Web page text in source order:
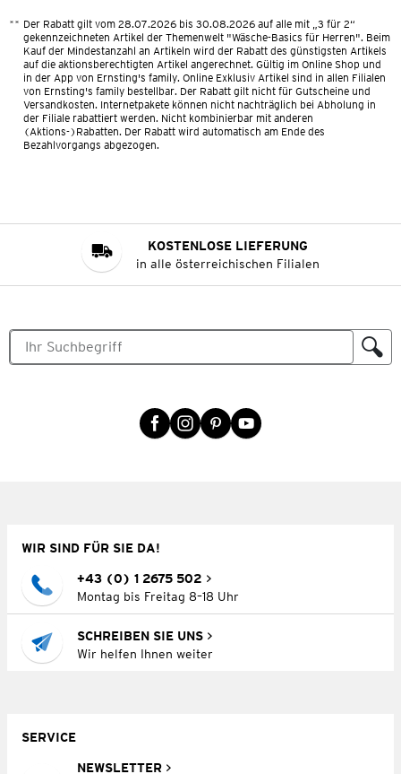
** Der Rabatt gilt vom 28.07.2026 bis 30.08.2026 auf alle mit „3 für 2“
gekennzeichneten Artikel der Themenwelt "Wäsche-Basics für Herren". Beim
Kauf der Mindestanzahl an Artikeln wird der Rabatt des günstigsten Artikels
auf die aktionsberechtigten Artikel angerechnet. Gültig im Online Shop und
in der App von Ernsting's family. Online Exklusiv Artikel sind in allen Filialen
von Ernsting's family bestellbar. Der Rabatt gilt nicht für Gutscheine und
Versandkosten. Internetpakete können nicht nachträglich bei Abholung in
der Filiale rabattiert werden. Nicht kombinierbar mit anderen
(Aktions-)Rabatten. Der Rabatt wird automatisch am Ende des
Bezahlvorgangs abgezogen.
KOSTENLOSE LIEFERUNG
in alle österreichischen Filialen
WIR SIND FÜR SIE DA!
+43 (0) 1 2675 502
Montag bis Freitag 8–18 Uhr
SCHREIBEN SIE UNS
Wir helfen Ihnen weiter
SERVICE
NEWSLETTER